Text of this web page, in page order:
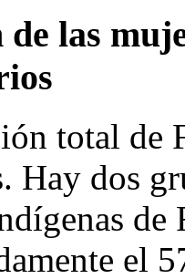
de las
total de
Hay dos
el